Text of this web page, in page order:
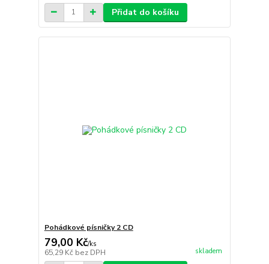
Přidat do košíku
Pohádkové písničky 2 CD
79,00 Kč/ks
65,29 Kč bez DPH skladem